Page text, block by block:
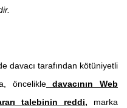
davacı tarafından kötüniyetli
öncelikledavacının Web
talebinin reddi, marka